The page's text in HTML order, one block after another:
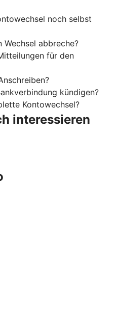
noch selbst
Wechsel abbreche?
für den
kündigen?
Kontowechsel?
interessieren